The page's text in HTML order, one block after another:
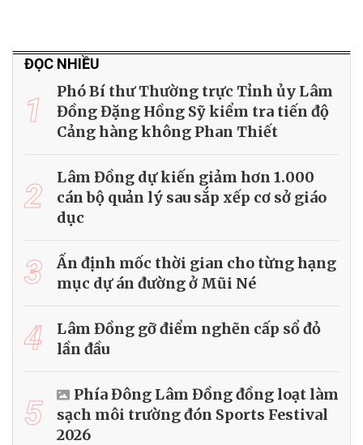
ĐỌC NHIỀU
1
Phó Bí thư Thường trực Tỉnh ủy Lâm
Đồng Đặng Hồng Sỹ kiểm tra tiến độ
Cảng hàng không Phan Thiết
2
Lâm Đồng dự kiến giảm hơn 1.000
cán bộ quản lý sau sắp xếp cơ sở giáo
dục
3
Ấn định mốc thời gian cho từng hạng
mục dự án đường ở Mũi Né
4
Lâm Đồng gỡ điểm nghẽn cấp sổ đỏ
lần đầu
5
Phía Đông Lâm Đồng đồng loạt làm
sạch môi trường đón Sports Festival
2026